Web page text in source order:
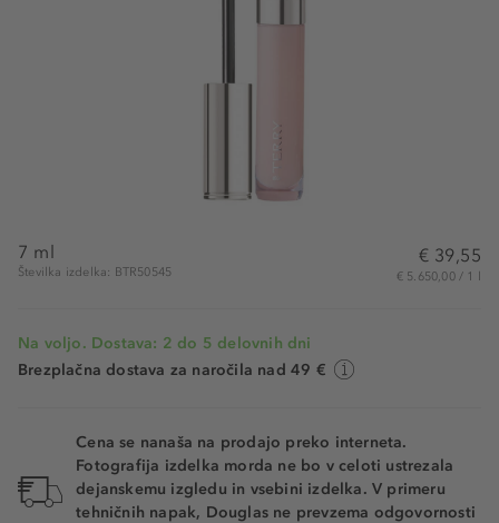
7 ml
Številka izdelka: BTR50545
€ 39,55
€ 5.650,00 / 1 l
Na voljo. Dostava: 2 do 5 delovnih dni
Brezplačna dostava za naročila nad 49 €
Cena se nanaša na prodajo preko interneta.
Fotografija izdelka morda ne bo v celoti ustrezala
dejanskemu izgledu in vsebini izdelka. V primeru
tehničnih napak, Douglas ne prevzema odgovornosti